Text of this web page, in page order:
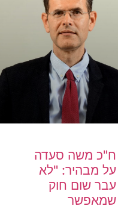
ח"כ משה סעדה
על מבהיר: "לא
עבר שום חוק
שמאפשר